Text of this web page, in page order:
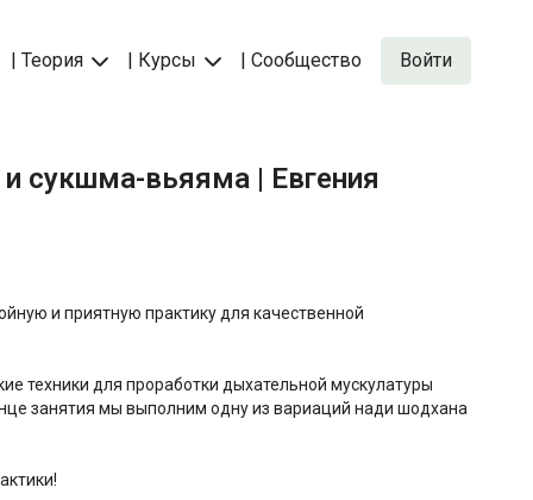
| Теория | Курсы | Сообщество Войти
сукшма-вьяяма | Евгения
и приятную практику для качественной
техники для проработки дыхательной мускулатуры
занятия мы выполним одну из вариаций нади шодхана